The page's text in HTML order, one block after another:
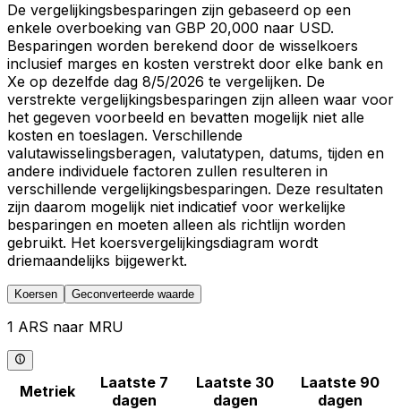
De vergelijkingsbesparingen zijn gebaseerd op een
enkele overboeking van GBP 20,000 naar USD.
Besparingen worden berekend door de wisselkoers
inclusief marges en kosten verstrekt door elke bank en
Xe op dezelfde dag 8/5/2026 te vergelijken. De
verstrekte vergelijkingsbesparingen zijn alleen waar voor
het gegeven voorbeeld en bevatten mogelijk niet alle
kosten en toeslagen. Verschillende
valutawisselingsberagen, valutatypen, datums, tijden en
andere individuele factoren zullen resulteren in
verschillende vergelijkingsbesparingen. Deze resultaten
zijn daarom mogelijk niet indicatief voor werkelijke
besparingen en moeten alleen als richtlijn worden
gebruikt. Het koersvergelijkingsdiagram wordt
driemaandelijks bijgewerkt.
Koersen Geconverteerde waarde
1 ARS naar MRU
Metriek
Laatste 7
dagen
Laatste 30
dagen
Laatste 90
dagen